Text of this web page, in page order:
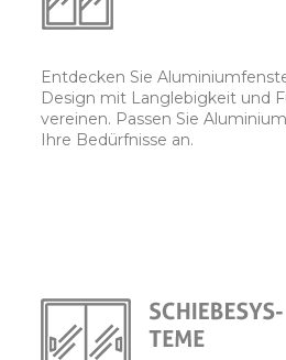
Entdecken Sie
Design mit Langlebigkeit und
vereinen. Passen Sie
Ihre Bedürfnisse an.